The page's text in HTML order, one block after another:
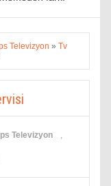
Televizyon » Tv
Televizyon